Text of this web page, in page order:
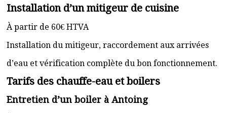
Installation d’un mitigeur de cuisine
À partir de 60€ HTVA
Installation du mitigeur, raccordement aux arrivées
d’eau et vérification complète du bon fonctionnement.
Tarifs des chauffe-eau et boilers
Entretien d’un boiler à Antoing